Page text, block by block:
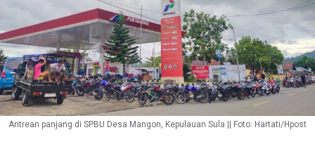
Antrean panjang di SPBU Desa Mangon, Kepulauan Sula || Foto: Hartati/Hpost